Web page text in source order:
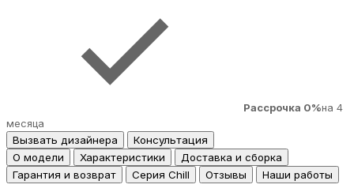
Рассрочка 0%на 4
месяца
Вызвать дизайнера
Консультация
О модели
Характеристики
Доставка и сборка
Гарантия и возврат
Серия Chill Отзывы Наши работы